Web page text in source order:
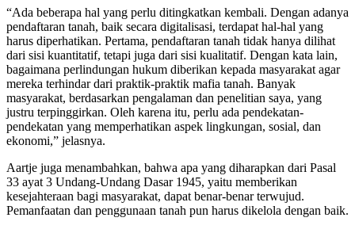
“Ada beberapa hal yang perlu ditingkatkan kembali. Dengan adanya
pendaftaran tanah, baik secara digitalisasi, terdapat hal-hal yang
harus diperhatikan. Pertama, pendaftaran tanah tidak hanya dilihat
dari sisi kuantitatif, tetapi juga dari sisi kualitatif. Dengan kata lain,
bagaimana perlindungan hukum diberikan kepada masyarakat agar
mereka terhindar dari praktik-praktik mafia tanah. Banyak
masyarakat, berdasarkan pengalaman dan penelitian saya, yang
justru terpinggirkan. Oleh karena itu, perlu ada pendekatan-
pendekatan yang memperhatikan aspek lingkungan, sosial, dan
ekonomi,” jelasnya.
Aartje juga menambahkan, bahwa apa yang diharapkan dari Pasal
33 ayat 3 Undang-Undang Dasar 1945, yaitu memberikan
kesejahteraan bagi masyarakat, dapat benar-benar terwujud.
Pemanfaatan dan penggunaan tanah pun harus dikelola dengan baik.